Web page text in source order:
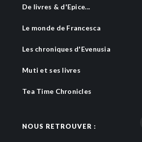
De livres & d'Epice...
Le monde de Francesca
Les chroniques d'Evenusia
Muti et ses livres
Tea Time Chronicles
NOUS RETROUVER :